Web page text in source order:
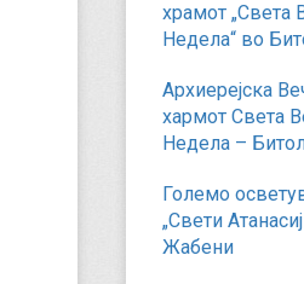
храмот „Света
Недела“ во
Архиерејска
хармот Света
Недела –
Големо
„Свети
Жабени